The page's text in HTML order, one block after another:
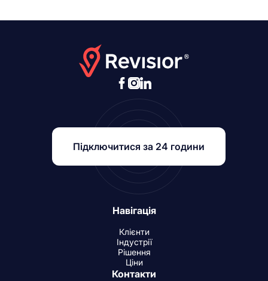
Навігація
Клієнти
Індустрії
Рішення
Ціни
Контакти
Підключитися за 24 години